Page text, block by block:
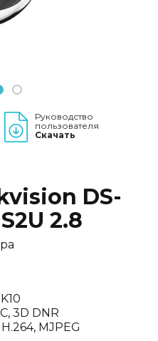
3
Руководство
пользователя
Скачать
DS-
2.8
3D DNR
MJPEG